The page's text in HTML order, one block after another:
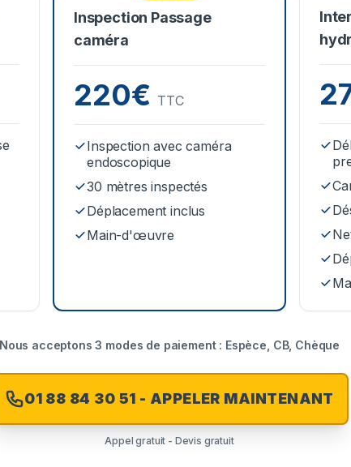
Inspection Passage
caméra
220€ TTC
Inspection avec caméra
endoscopique
30 mètres inspectés
Déplacement inclus
Main-d'œuvre
Nous acceptons 3 modes de paiement : Espèce, CB, Chèque
01 88 84 30 51 - APPELER MAINTENANT
Appel gratuit - Devis gratuit